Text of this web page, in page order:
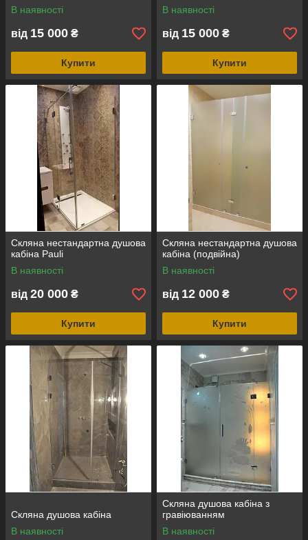
В наявності
від 15 000 ₴
Купити
В наявності
від 15 000 ₴
Купити
Скляна нестандартна душова
кабіна Pauli
В наявності
від 20 000 ₴
Купити
Скляна нестандартна душова
кабіна (подвійна)
В наявності
від 12 000 ₴
Купити
Скляна душова кабіна
В наявності
Скляна душова кабіна з
гравіюванням
В наявності